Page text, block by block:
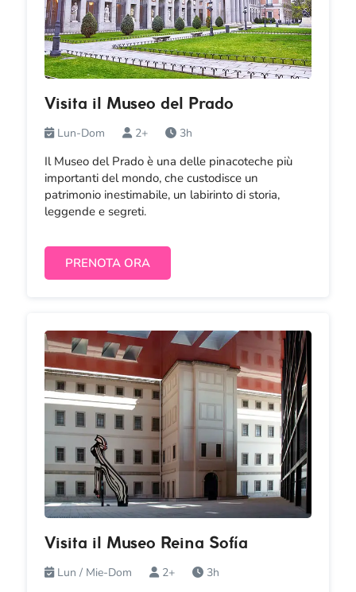
Visita il Museo del Prado
Lun-Dom
2+ 3h
Il Museo del Prado è una delle pinacoteche più
importanti del mondo, che custodisce un
patrimonio inestimabile, un labirinto di storia,
leggende e segreti.
PRENOTA ORA
Visita il Museo Reina Sofía
Lun / Mie-Dom
2+ 3h